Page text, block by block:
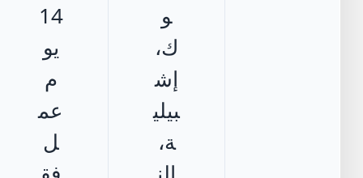
و
ك،
إش
بيلي
ة،
14
يو
م
عم
ل